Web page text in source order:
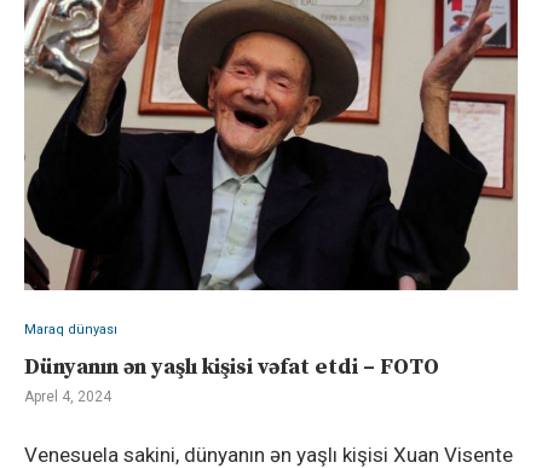
Maraq dünyası
Dünyanın ən yaşlı kişisi vəfat etdi – FOTO
Aprel 4, 2024
Venesuela sakini, dünyanın ən yaşlı kişisi Xuan Visente